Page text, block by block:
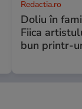
Redactia.ro
Doliu în
Fiica
bun printr-